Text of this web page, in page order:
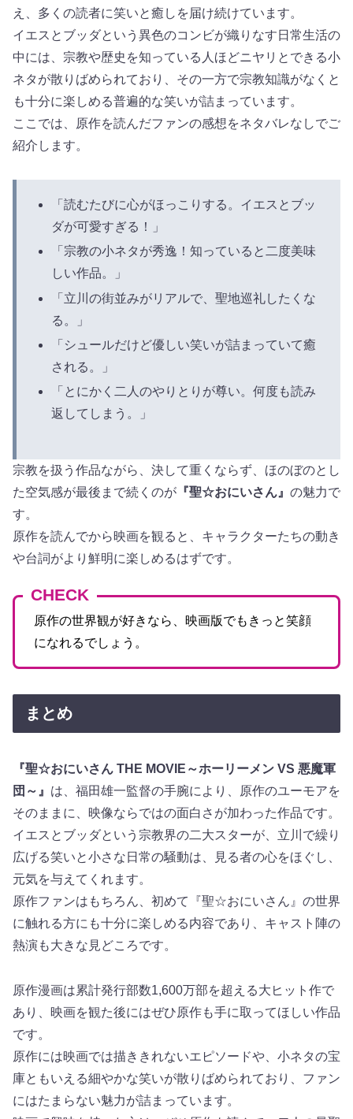
え、多くの読者に笑いと癒しを届け続けています。
イエスとブッダという異色のコンビが織りなす日常生活の
中には、宗教や歴史を知っている人ほどニヤリとできる小
ネタが散りばめられており、その一方で宗教知識がなくと
も十分に楽しめる普遍的な笑いが詰まっています。
ここでは、原作を読んだファンの感想をネタバレなしでご
紹介します。
「読むたびに心がほっこりする。イエスとブッ
ダが可愛すぎる！」
「宗教の小ネタが秀逸！知っていると二度美味
しい作品。」
「立川の街並みがリアルで、聖地巡礼したくな
る。」
「シュールだけど優しい笑いが詰まっていて癒
される。」
「とにかく二人のやりとりが尊い。何度も読み
返してしまう。」
宗教を扱う作品ながら、決して重くならず、ほのぼのとし
た空気感が最後まで続くのが 『聖☆おにいさん』 の魅力で
す。
原作を読んでから映画を観ると、キャラクターたちの動き
や台詞がより鮮明に楽しめるはずです。
CHECK
原作の世界観が好きなら、映画版でもきっと笑顔
になれるでしょう。
まとめ
『聖☆おにいさん THE MOVIE～ホーリーメン VS 悪魔軍
団～』 は、福田雄一監督の手腕により、原作のユーモアを
そのままに、映像ならではの面白さが加わった作品です。
イエスとブッダという宗教界の二大スターが、立川で繰り
広げる笑いと小さな日常の騒動は、見る者の心をほぐし、
元気を与えてくれます。
原作ファンはもちろん、初めて『聖☆おにいさん』の世界
に触れる方にも十分に楽しめる内容であり、キャスト陣の
熱演も大きな見どころです。
原作漫画は累計発行部数1,600万部を超える大ヒット作で
あり、映画を観た後にはぜひ原作も手に取ってほしい作品
です。
原作には映画では描ききれないエピソードや、小ネタの宝
庫ともいえる細やかな笑いが散りばめられており、ファン
にはたまらない魅力が詰まっています。